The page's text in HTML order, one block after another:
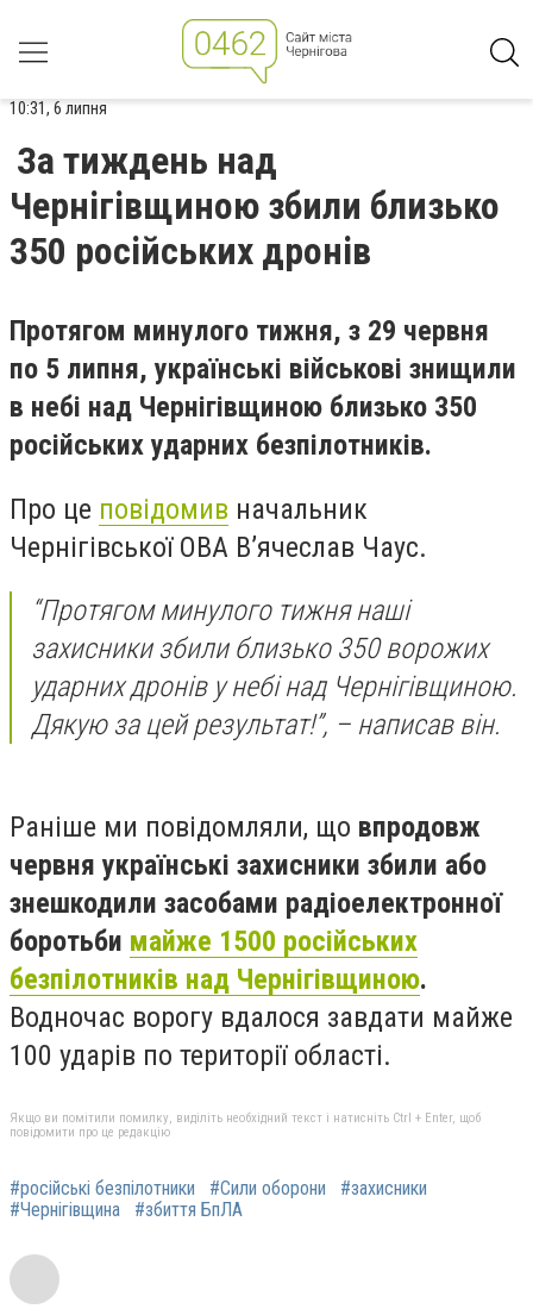
10:31, 6 липня
За тиждень над
Чернігівщиною збили близько
350 російських дронів
Протягом минулого тижня, з 29 червня
по 5 липня, українські військові знищили
в небі над Чернігівщиною близько 350
російських ударних безпілотників.
Про це повідомив начальник
Чернігівської ОВА Вʼячеслав Чаус.
“Протягом минулого тижня наші
захисники збили близько 350 ворожих
ударних дронів у небі над Чернігівщиною.
Дякую за цей результат!”, – написав він.
Раніше ми повідомляли, що впродовж
червня українські захисники збили або
знешкодили засобами радіоелектронної
боротьби майже 1500 російських
безпілотників над Чернігівщиною.
Водночас ворогу вдалося завдати майже
100 ударів по території області.
Якщо ви помітили помилку, виділіть необхідний текст і натисніть Ctrl + Enter, щоб
повідомити про це редакцію
#російські безпілотники #Сили оборони
#захисники
#Чернігівщина
#збиття БпЛА